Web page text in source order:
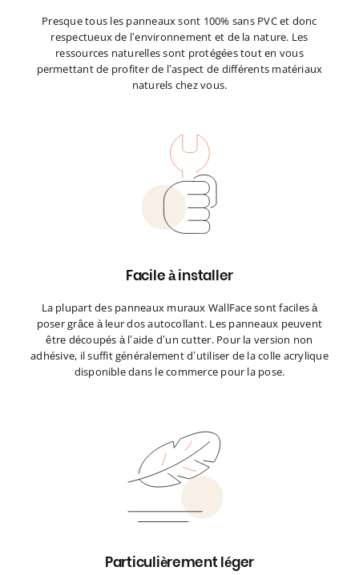
Presque tous les panneaux sont 100% sans PVC et donc
respectueux de l’environnement et de la nature. Les
ressources naturelles sont protégées tout en vous
permettant de profiter de l’aspect de différents matériaux
naturels chez vous.
Facile à installer
La plupart des panneaux muraux WallFace sont faciles à
poser grâce à leur dos autocollant. Les panneaux peuvent
être découpés à l’aide d’un cutter. Pour la version non
adhésive, il suffit généralement d’utiliser de la colle acrylique
disponible dans le commerce pour la pose.
Particulièrement léger